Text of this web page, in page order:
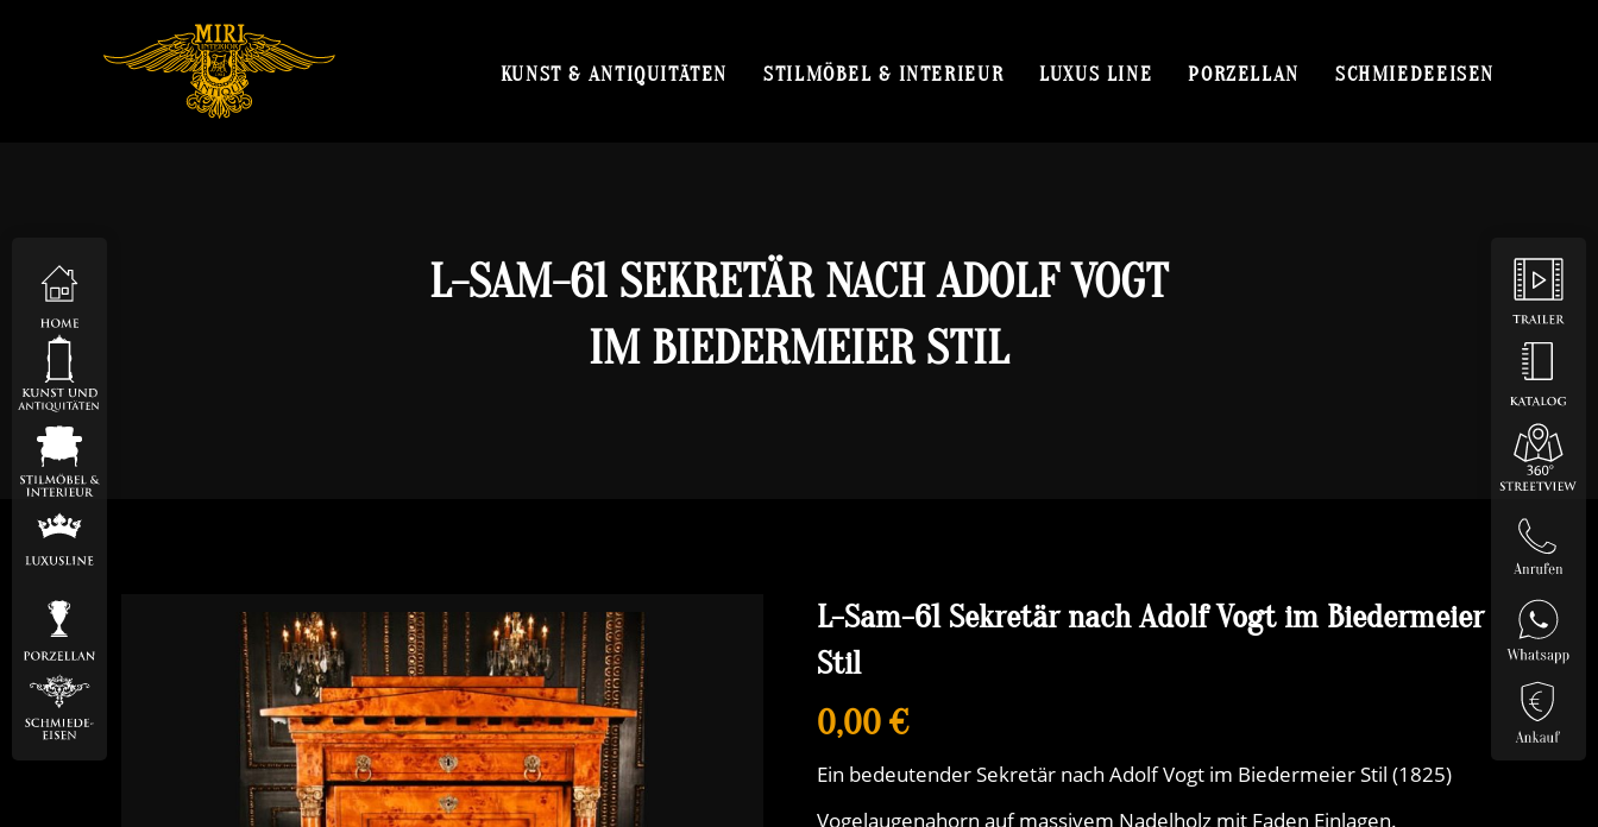
KUNST & ANTIQUITÄTEN STILMÖBEL & INTERIEUR LUXUS LINE PORZELLAN SCHMIEDEEISEN
L-SAM-61 SEKRETÄR NACH ADOLF VOGT
IM BIEDERMEIER STIL
L-Sam-61 Sekretär nach Adolf Vogt im Biedermeier
Stil
0,00 €
Ein bedeutender Sekretär nach Adolf Vogt im Biedermeier Stil (1825)
Vogelaugenahorn auf massivem Nadelholz mit Faden Einlagen.